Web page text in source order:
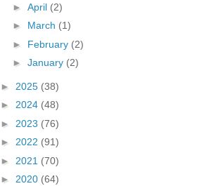
► April (2)
► March (1)
► February (2)
► January (2)
► 2025 (38)
► 2024 (48)
► 2023 (76)
► 2022 (91)
► 2021 (70)
► 2020 (64)